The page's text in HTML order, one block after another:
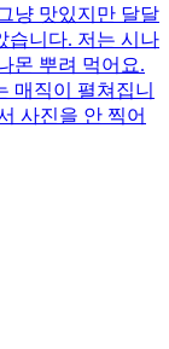
냥 맛있지만 달달
습니다. 저는 시나
몬 뿌려 먹어요.
매직이 펼쳐집니
사진을 안 찍어